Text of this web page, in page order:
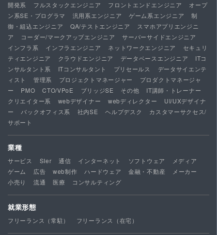
開発系 フルスタックエンジニア フロントエンドエンジニア
オープ
ン系SE・プログラマ
汎用系エンジニア ゲーム系エンジニア
制
御・組込エンジニア
QA/テストエンジニア
スマホアプリエンジニ
ア
コーダー/マークアップエンジニア
サーバーサイドエンジニア
インフラ系
インフラエンジニア ネットワークエンジニア
セキュリ
ティエンジニア
クラウドエンジニア データベースエンジニア
ITコ
ンサルタント系
ITコンサルタント プリセールス
データサイエンテ
ィスト
管理系 プロジェクトマネージャー
プロダクトマネージャ
ー
PMO CTO/VPoE ブリッジSE その他
IT講師・トレーナー
クリエイター系
webデザイナー webディレクター
UI/UXデザイナ
ー
バックオフィス系 社内SE ヘルプデスク
カスタマーサクセス/
サポート
業種
サービス SIer 通信 インターネット ソフトウェア
メディア
ゲーム
広告 web制作 ハードウェア 金融・不動産
メーカー
小売り
流通 医療 コンサルティング
就業形態
フリーランス（常駐） フリーランス（在宅）